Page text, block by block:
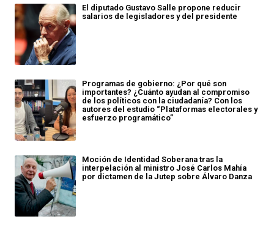
El diputado Gustavo Salle propone reducir
salarios de legisladores y del presidente
Programas de gobierno: ¿Por qué son
importantes? ¿Cuánto ayudan al compromiso
de los políticos con la ciudadanía? Con los
autores del estudio “Plataformas electorales y
esfuerzo programático”
Moción de Identidad Soberana tras la
interpelación al ministro José Carlos Mahía
por dictamen de la Jutep sobre Álvaro Danza